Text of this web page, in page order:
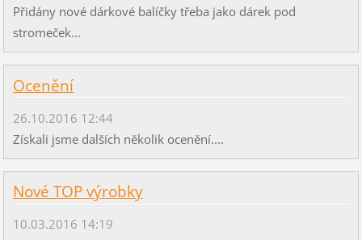
Přidány nové dárkové balíčky třeba jako dárek pod
stromeček...
Ocenění
26.10.2016 12:44
Získali jsme dalších několik ocenění....
Nové TOP výrobky
10.03.2016 14:19